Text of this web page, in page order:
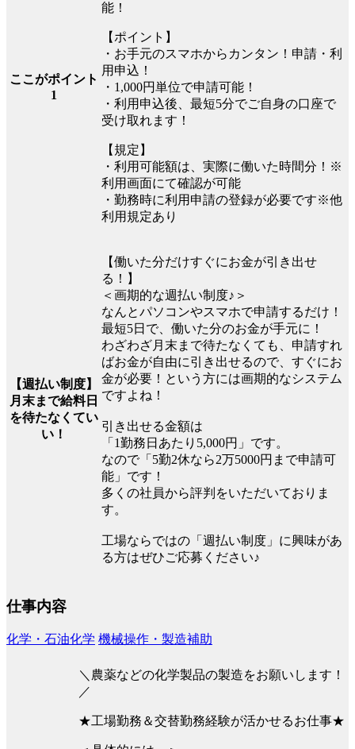
ここがポイント
1
能！
【ポイント】
・お手元のスマホからカンタン！申請・利
用申込！
・1,000円単位で申請可能！
・利用申込後、最短5分でご自身の口座で
受け取れます！
【規定】
・利用可能額は、実際に働いた時間分！※
利用画面にて確認が可能
・勤務時に利用申請の登録が必要です※他
利用規定あり
【週払い制度】
月末まで給料日
を待たなくてい
い！
【働いた分だけすぐにお金が引き出せ
る！】
＜画期的な週払い制度♪＞
なんとパソコンやスマホで申請するだけ！
最短5日で、働いた分のお金が手元に！
わざわざ月末まで待たなくても、申請すれ
ばお金が自由に引き出せるので、すぐにお
金が必要！という方には画期的なシステム
ですよね！
引き出せる金額は
「1勤務日あたり5,000円」です。
なので「5勤2休なら2万5000円まで申請可
能」です！
多くの社員から評判をいただいておりま
す。
工場ならではの「週払い制度」に興味があ
る方はぜひご応募ください♪
仕事内容
化学・石油化学 機械操作・製造補助
＼農薬などの化学製品の製造をお願いします！
／
★工場勤務＆交替勤務経験が活かせるお仕事★